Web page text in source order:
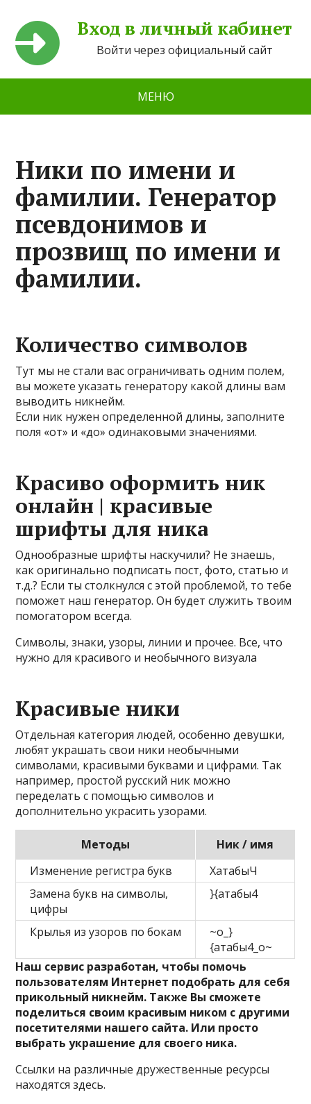
Вход в личный кабинет
Войти через официальный сайт
МЕНЮ
Ники по имени и
фамилии. Генератор
псевдонимов и
прозвищ по имени и
фамилии.
Количество символов
Тут мы не стали вас ограничивать одним полем,
вы можете указать генератору какой длины вам
выводить никнейм.
Если ник нужен определенной длины, заполните
поля «от» и «до» одинаковыми значениями.
Красиво оформить ник
онлайн | красивые
шрифты для ника
Однообразные шрифты наскучили? Не знаешь,
как оригинально подписать пост, фото, статью и
т.д.? Если ты столкнулся с этой проблемой, то тебе
поможет наш генератор. Он будет служить твоим
помогатором всегда.
Символы, знаки, узоры, линии и прочее. Все, что
нужно для красивого и необычного визуала
Красивые ники
Отдельная категория людей, особенно девушки,
любят украшать свои ники необычными
символами, красивыми буквами и цифрами. Так
например, простой русский ник можно
переделать с помощью символов и
дополнительно украсить узорами.
Методы
Ник / имя
Изменение регистра букв
ХатабыЧ
Замена букв на символы,
цифры
}{атабы4
Крылья из узоров по бокам
~o_}
{атабы4_o~
Наш сервис разработан, чтобы помочь
пользователям Интернет подобрать для себя
прикольный никнейм. Также Вы сможете
поделиться своим красивым ником с другими
посетителями нашего сайта. Или просто
выбрать украшение для своего ника.
Ссылки на различные дружественные ресурсы
находятся здесь.